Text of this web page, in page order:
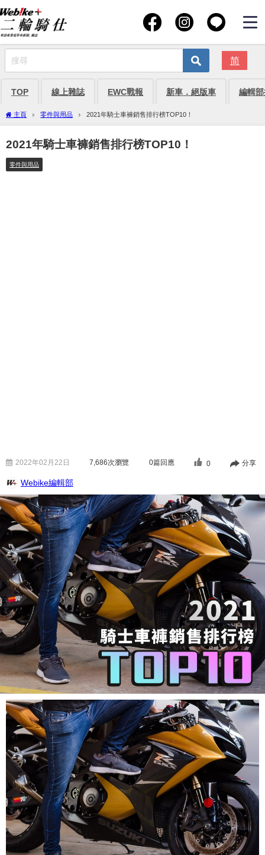
简
TOP 線上雜誌 EWC戰報 新車．絕版車 編輯
主頁 零件與用品 2021年騎士車褲銷售排行榜TOP10！
2021年騎士車褲銷售排行榜TOP10！
零件與用品
2022年02月22日 7,686次瀏覽 0篇回應 0 分享
Webike編輯部